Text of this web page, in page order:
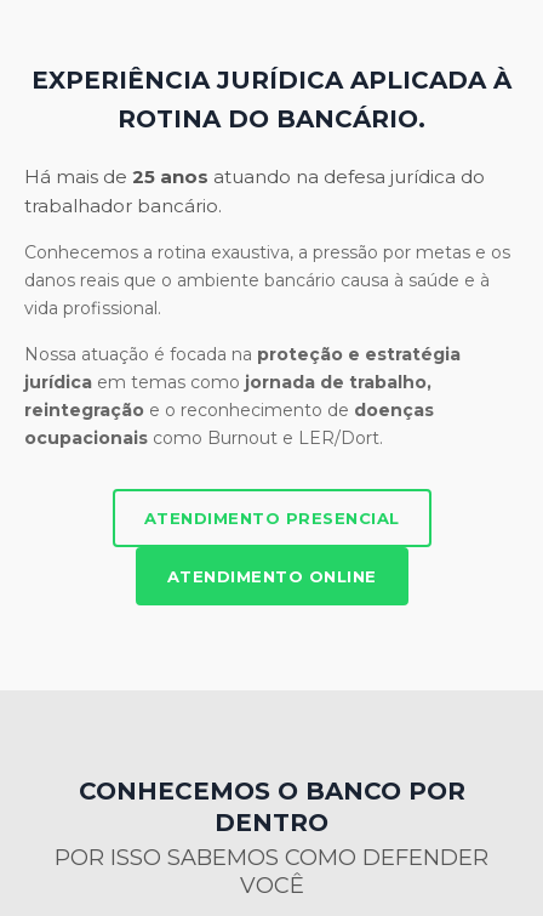
EXPERIÊNCIA JURÍDICA APLICADA À
ROTINA DO BANCÁRIO.
Há mais de 25 anos atuando na defesa jurídica do
trabalhador bancário.
Conhecemos a rotina exaustiva, a pressão por metas e os
danos reais que o ambiente bancário causa à saúde e à
vida profissional.
Nossa atuação é focada na proteção e estratégia
jurídica em temas como jornada de trabalho,
reintegração e o reconhecimento de doenças
ocupacionais como Burnout e LER/Dort.
ATENDIMENTO PRESENCIAL
ATENDIMENTO ONLINE
CONHECEMOS O BANCO POR
DENTRO
POR ISSO SABEMOS COMO DEFENDER
VOCÊ